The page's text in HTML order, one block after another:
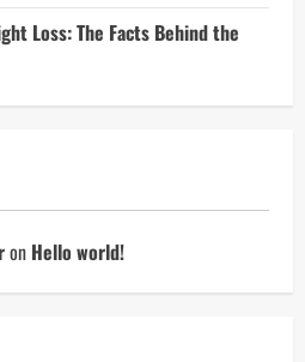
Loss: The Facts Behind the
on Hello world!